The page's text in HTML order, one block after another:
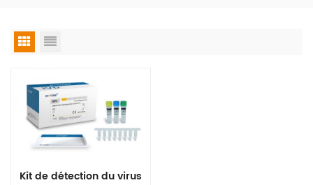
Kit de détection du virus